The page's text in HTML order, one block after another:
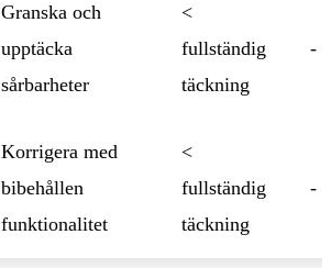
Granska och
upptäcka
sårbarheter
<
fullständig
täckning
-
Korrigera med
bibehållen
funktionalitet
<
fullständig
täckning
-